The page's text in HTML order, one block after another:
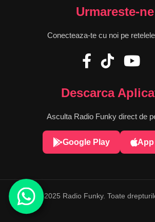
Urmareste-ne
Conecteaza-te cu noi pe
Descarca
Asculta Radio Funky direct de
Google Play App
© 2025 Radio Funky. Toate